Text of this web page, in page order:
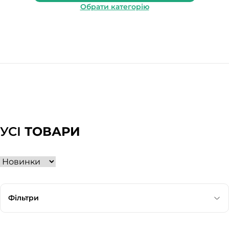
Обрати категорію
УСІ ТОВАРИ
Фільтри